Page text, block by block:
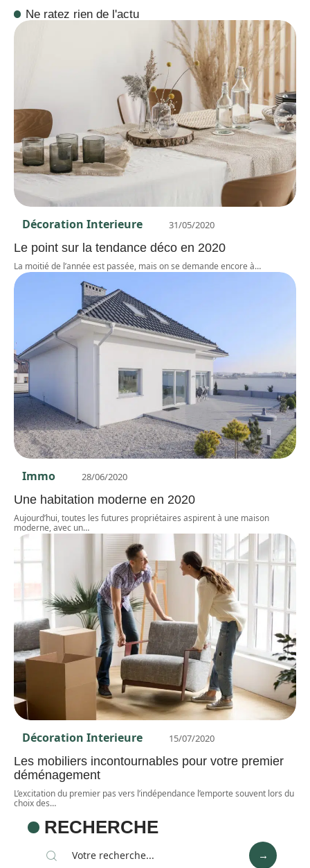
Ne ratez rien de l'actu
Décoration Interieure 31/05/2020
Le point sur la tendance déco en 2020
La moitié de l’année est passée, mais on se demande encore à…
Immo 28/06/2020
Une habitation moderne en 2020
Aujourd’hui, toutes les futures propriétaires aspirent à une maison
moderne, avec un…
Décoration Interieure 15/07/2020
Les mobiliers incontournables pour votre premier
déménagement
L’excitation du premier pas vers l’indépendance l’emporte souvent lors du
choix des…
RECHERCHE